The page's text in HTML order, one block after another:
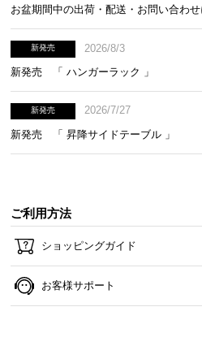
天板には耐水性や耐熱性、耐
お盆期間中の出荷・配送・お問い合わ
新発売
2026/8/3
新発売 「 ハンガーラック 」
新発売
2026/7/27
新発売 「 昇降サイドテーブル 」
ご利用方法
ショッピングガイド
お客様サポート